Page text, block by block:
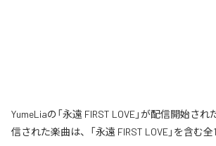
YumeLiaの「永遠 FIRST LOVE」が配信開始さ
信された楽曲は、「永遠 FIRST LOVE」を含む全